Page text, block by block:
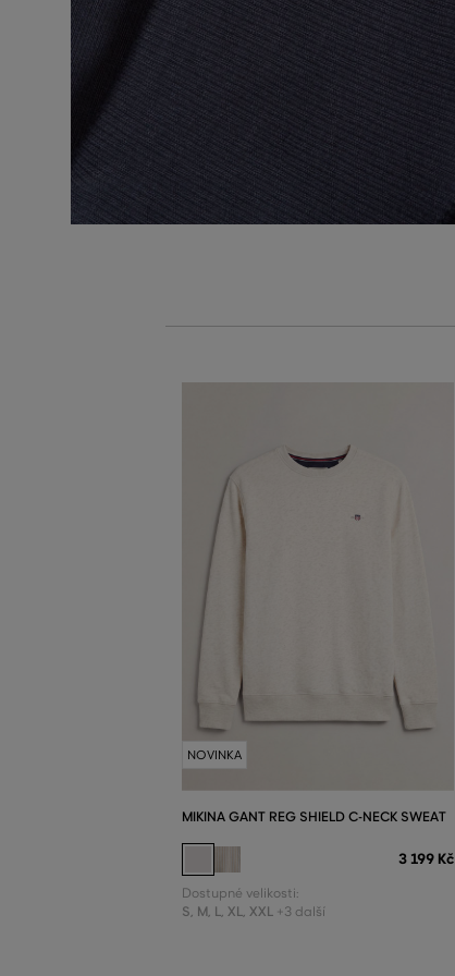
NOVINKA
MIKINA GANT REG SHIELD C-NECK SWEAT
3 199 Kč
Dostupné velikosti:
S M L XL XXL +3 další